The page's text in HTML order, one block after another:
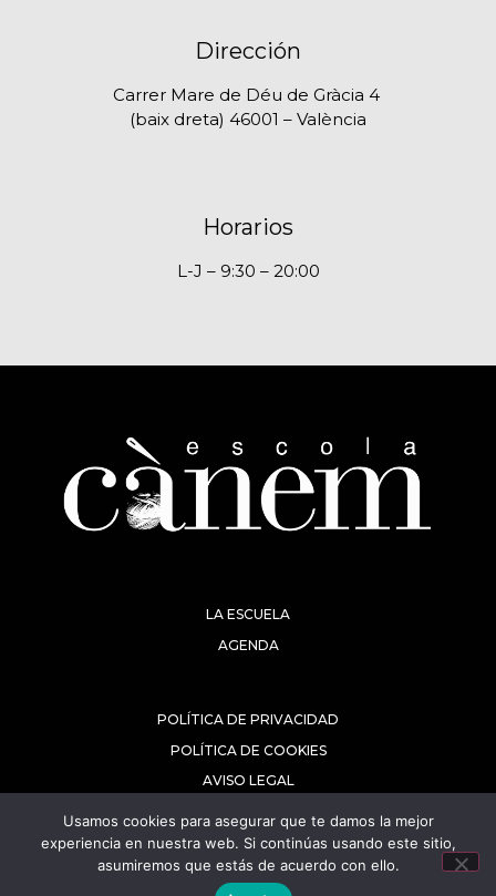
Dirección
Carrer Mare de Déu de Gràcia 4
(baix dreta) 46001 – València
Horarios
L-J – 9:30 – 20:00
LA ESCUELA
AGENDA
POLÍTICA DE PRIVACIDAD
POLÍTICA DE COOKIES
AVISO LEGAL
Usamos cookies para asegurar que te damos la mejor
experiencia en nuestra web. Si continúas usando este sitio,
asumiremos que estás de acuerdo con ello.